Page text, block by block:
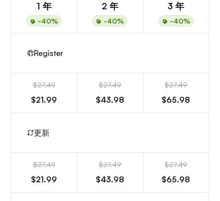
1 年
-40%
2 年
-40%
3 年
-40%
Register
$27.49
$21.99
$27.49
$43.98
$27.49
$65.98
更新
$27.49
$21.99
$27.49
$43.98
$27.49
$65.98